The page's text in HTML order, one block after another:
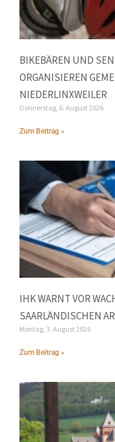
BIKEBÄREN UND
ORGANISIEREN
NIEDERLINXWEILER
Donnerstag, 6. August 2026
Zum Beitrag »
IHK WARNT VOR
SAARLÄNDISCHEN
Montag, 3. August 2026
Zum Beitrag »